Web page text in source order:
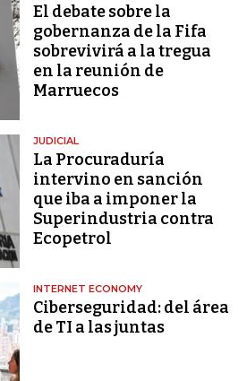
El debate sobre la
gobernanza de la Fifa
sobrevivirá a la tregua
en la reunión de
Marruecos
JUDICIAL
La Procuraduría
intervino en sanción
que iba a imponer la
Superindustria contra
Ecopetrol
INTERNET ECONOMY
Ciberseguridad: del área
de TI a las juntas